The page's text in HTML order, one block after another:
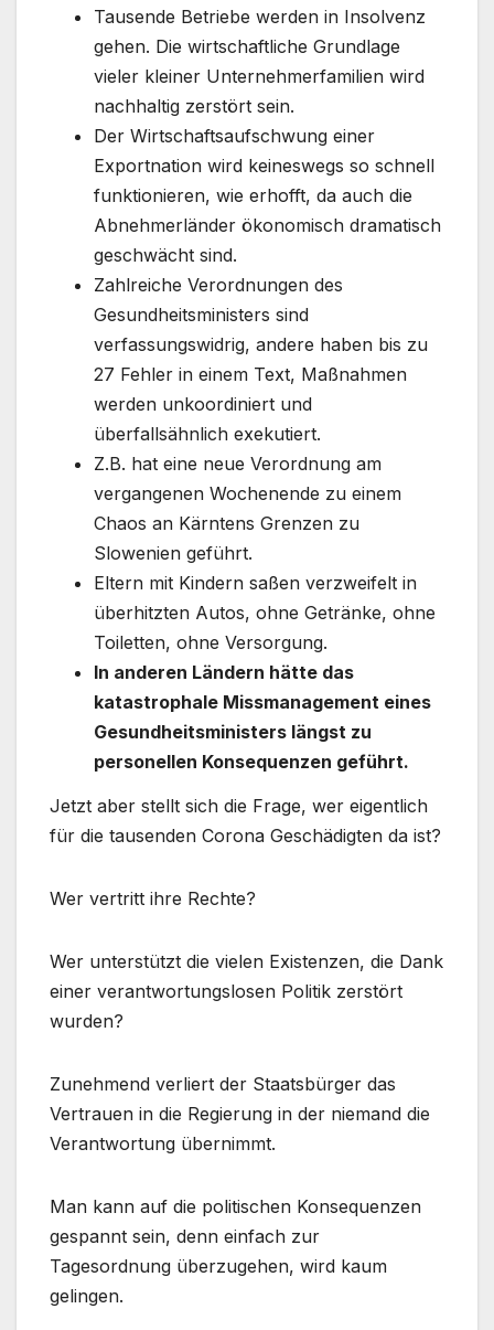
Tausende Betriebe werden in Insolvenz
gehen. Die wirtschaftliche Grundlage
vieler kleiner Unternehmerfamilien wird
nachhaltig zerstört sein.
Der Wirtschaftsaufschwung einer
Exportnation wird keineswegs so schnell
funktionieren, wie erhofft, da auch die
Abnehmerländer ökonomisch dramatisch
geschwächt sind.
Zahlreiche Verordnungen des
Gesundheitsministers sind
verfassungswidrig, andere haben bis zu
27 Fehler in einem Text, Maßnahmen
werden unkoordiniert und
überfallsähnlich exekutiert.
Z.B. hat eine neue Verordnung am
vergangenen Wochenende zu einem
Chaos an Kärntens Grenzen zu
Slowenien geführt.
Eltern mit Kindern saßen verzweifelt in
überhitzten Autos, ohne Getränke, ohne
Toiletten, ohne Versorgung.
In anderen Ländern hätte das
katastrophale Missmanagement eines
Gesundheitsministers längst zu
personellen Konsequenzen geführt.
Jetzt aber stellt sich die Frage, wer eigentlich
für die tausenden Corona Geschädigten da ist?
Wer vertritt ihre Rechte?
Wer unterstützt die vielen Existenzen, die Dank
einer verantwortungslosen Politik zerstört
wurden?
Zunehmend verliert der Staatsbürger das
Vertrauen in die Regierung in der niemand die
Verantwortung übernimmt.
Man kann auf die politischen Konsequenzen
gespannt sein, denn einfach zur
Tagesordnung überzugehen, wird kaum
gelingen.